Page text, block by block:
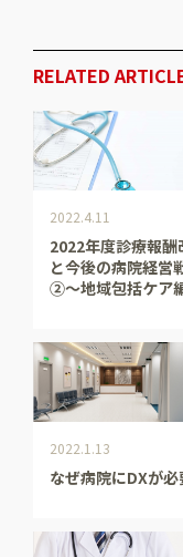
RELATED
2022.4.11
2022年度診療報酬
と今後の病院経営
②～地域包括ケア
2022.1.13
なぜ病院にDXが必